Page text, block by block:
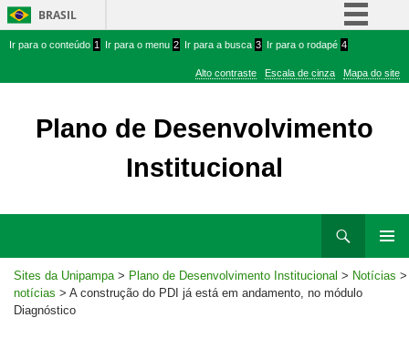
BRASIL
Simplifique!
Comunica BR
Acesso à informação
Legislação
conteúdo
menu
Ir para o conteúdo 1 Ir para o menu 2 Ir para a busca 3 Ir para o rodapé 4
Alto contraste Escala de cinza Mapa do site
Plano de Desenvolvimento
Institucional
rodapé
Sites da Unipampa > Plano de Desenvolvimento Institucional > Notícias >
notícias > A construção do PDI já está em andamento, no módulo
Diagnóstico